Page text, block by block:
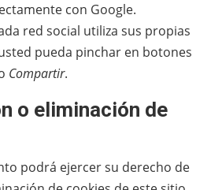
con Google.
red social utiliza sus propias
pueda pinchar en botones
Compartir.
o eliminación de
podrá ejercer su derecho de